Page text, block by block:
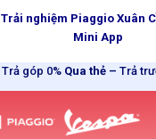
Trải nghiệm Piaggio Xuân
Mini App
Trả góp 0% Qua thẻ – Trả